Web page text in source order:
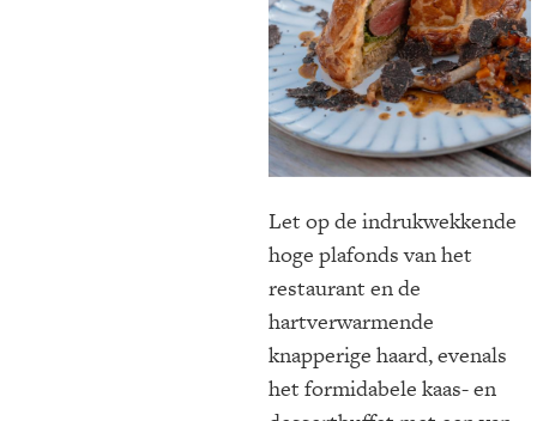
Let op de indrukwekkende
hoge plafonds van het
restaurant en de
hartverwarmende
knapperige haard, evenals
het formidabele kaas- en